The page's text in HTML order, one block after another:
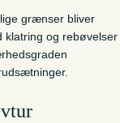
grænser bliver
klatring og rebøvelser